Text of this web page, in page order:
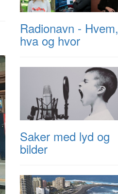
Radionavn - Hvem,
hva og hvor
Saker med lyd og
bilder